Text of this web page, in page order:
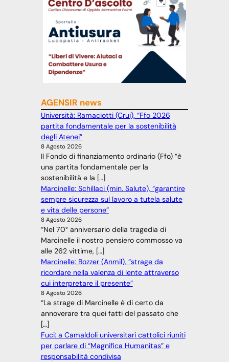
AGENSIR news
Università: Ramaciotti (Crui), “Ffo 2026
partita fondamentale per la sostenibilità
degli Atenei”
8 Agosto 2026
Il Fondo di finanziamento ordinario (Ffo) “è
una partita fondamentale per la
sostenibilità e la […]
Marcinelle: Schillaci (min. Salute), “garantire
sempre sicurezza sul lavoro a tutela salute
e vita delle persone”
8 Agosto 2026
“Nel 70° anniversario della tragedia di
Marcinelle il nostro pensiero commosso va
alle 262 vittime, […]
Marcinelle: Bozzer (Anmil), “strage da
ricordare nella valenza di lente attraverso
cui interpretare il presente”
8 Agosto 2026
“La strage di Marcinelle è di certo da
annoverare tra quei fatti del passato che
[…]
Fuci: a Camaldoli universitari cattolici riuniti
per parlare di “Magnifica Humanitas” e
responsabilità condivisa